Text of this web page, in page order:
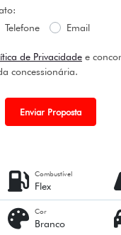
Telefone Email
de Privacidade e
concessionária.
Enviar Proposta
Combustível
Flex
Cor
Branco